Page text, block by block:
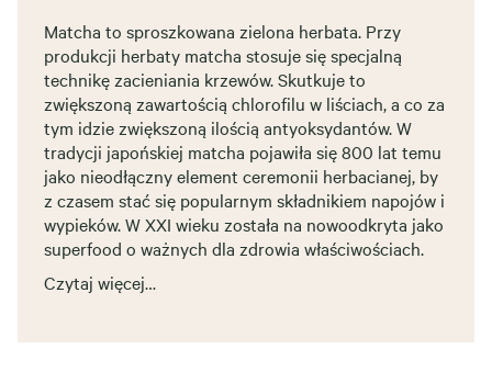
Matcha to sproszkowana zielona herbata. Przy
produkcji herbaty matcha stosuje się specjalną
technikę zacieniania krzewów. Skutkuje to
zwiększoną zawartością chlorofilu w liściach, a co za
tym idzie zwiększoną ilością antyoksydantów. W
tradycji japońskiej matcha pojawiła się 800 lat temu
jako nieodłączny element ceremonii herbacianej, by
z czasem stać się popularnym składnikiem napojów i
wypieków. W XXI wieku została na nowoodkryta jako
superfood o ważnych dla zdrowia właściwościach.
Czytaj więcej…